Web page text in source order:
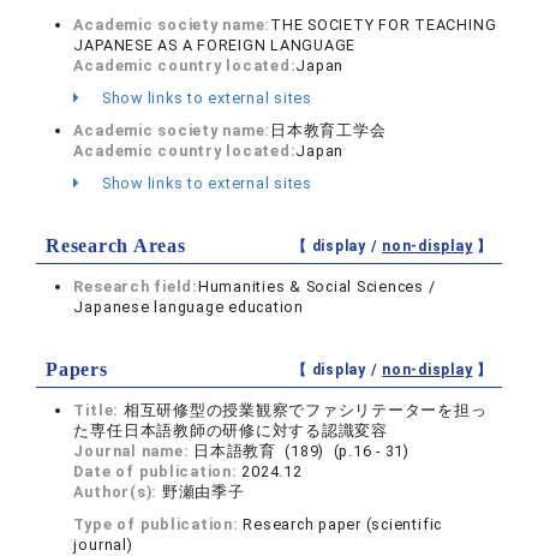
Academic society name: THE SOCIETY FOR TEACHING
JAPANESE AS A FOREIGN LANGUAGE
Academic country located:Japan
Show links to external sites
Academic society name: 日本教育工学会
Academic country located:Japan
Show links to external sites
Research Areas 【 display / non-display】
Research field:Humanities & Social Sciences /
Japanese language education
Papers 【 display / non-display】
Title: 相互研修型の授業観察でファシリテーターを担っ
た専任日本語教師の研修に対する認識変容
Journal name: 日本語教育 (189) (p.16 - 31)
Date of publication:2024.12
Author(s): 野瀬由季子
Type of publication:Research paper (scientific
journal)